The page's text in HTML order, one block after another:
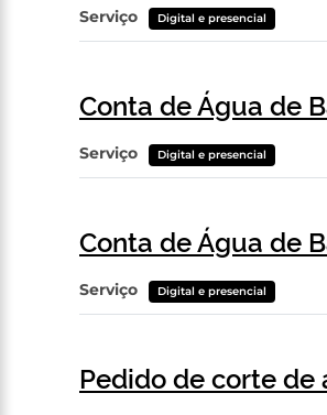
Serviço Digital e presencial
Conta de Água de
Serviço Digital e presencial
Conta de Água de
Serviço Digital e presencial
Pedido de corte de